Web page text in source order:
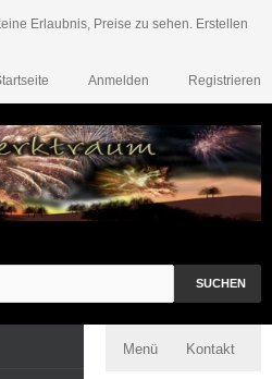
Erlaubnis, Preise zu sehen. Erstellen
Registrieren
Anmelden
SUCHEN
Menü Kontakt